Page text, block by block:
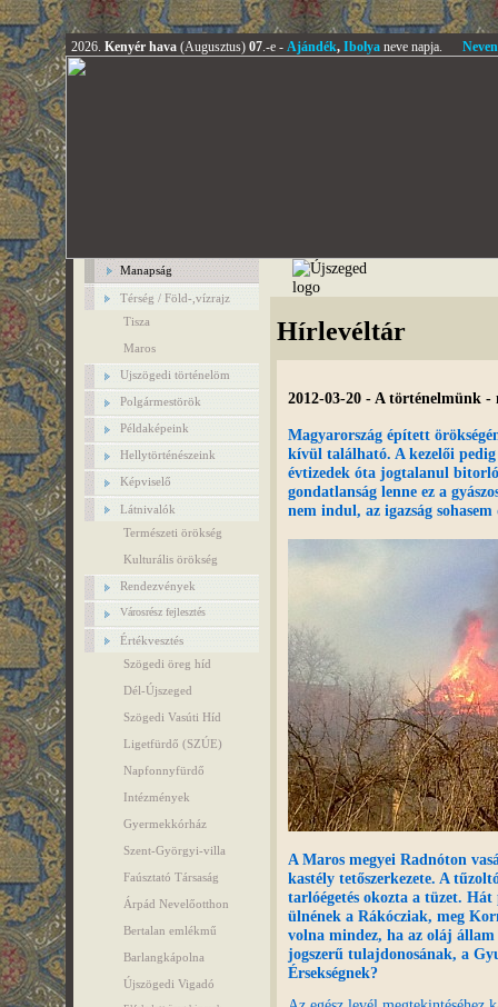
2026. Kenyér hava (Augusztus) 07.-e - Ajándék, Ibolyaneve napja.
Manapság
Térség / Föld-,vízrajz
Tisza
Maros
Ujszögedi történelöm
Polgármestörök
Példaképeink
Hellytörténészeink
Képviselő
Látnivalók
Természeti örökség
Kulturális örökség
Rendezvények
Városrész fejlesztés
Értékvesztés
Szögedi öreg híd
Dél-Újszeged
Szögedi Vasúti Híd
Ligetfürdő (SZÚE)
Napfonnyfürdő
Intézmények
Gyermekkórház
Szent-Györgyi-villa
Faúsztató Társaság
Árpád Nevelőotthon
Bertalan emlékmű
Barlangkápolna
Újszögedi Vigadó
Hírlevéltár
2012-03-20 - A történelmünk -
Magyarország épített
kívül található. A kezelői
évtizedek óta jogtalanul
gondatlanság lenne ez a
nem indul, az igazság
A Maros megyei Radnóton
kastély tetőszerkezete. A
tarlóégetés okozta a tüzet.
ülnének a Rákócziak, meg
volna mindez, ha az oláj
jogszerű tulajdonosának, a
Érsekségnek?